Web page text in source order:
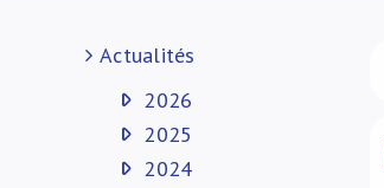
Actualités
2026
2025
2024